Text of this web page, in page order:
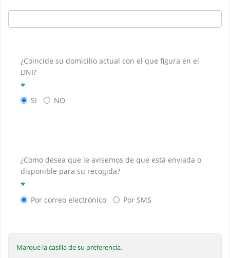
¿Coincide su domicilio actual con el que figura en el
DNI?
*
SI NO
¿Como desea que le avisemos de que está enviada o
disponible para su recogida?
*
Por correo electrónico Por SMS
Marque la casilla de su preferencia.